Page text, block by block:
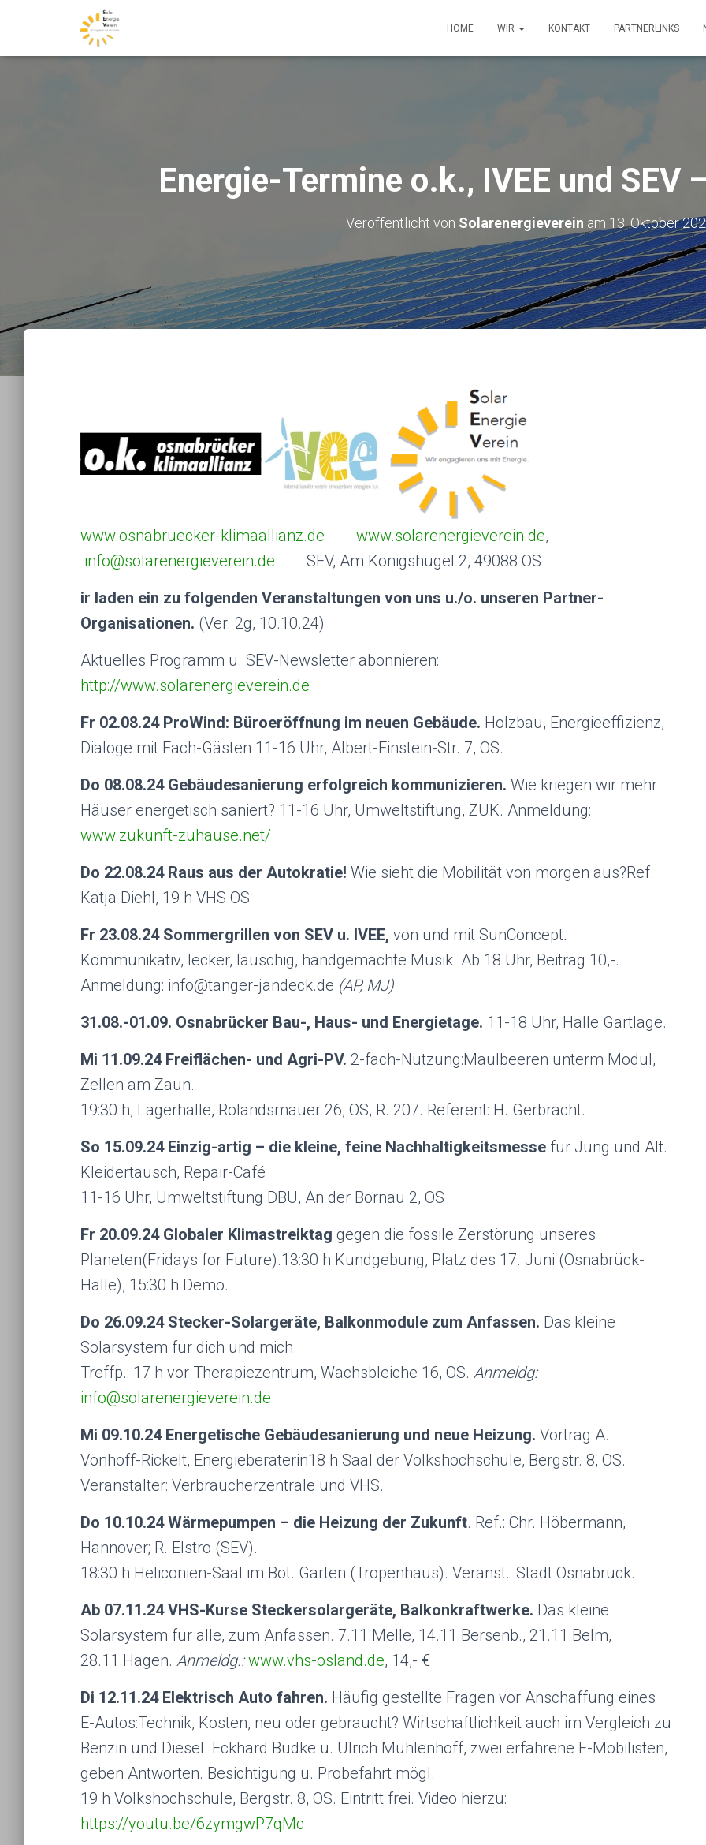
HOME WIR KONTAKT PARTNERLINKS
Energie-Termine o.k., IVEE und SEV
Veröffentlicht von Solarenergieverein am 13. Oktober
www.osnabruecker-klimaallianz.de www.solarenergieverein.de,
info@solarenergieverein.de SEV, Am Königshügel 2, 49088 OS
ir laden ein zu folgenden Veranstaltungen von uns u./o. unseren Partner-
Organisationen. (Ver. 2g, 10.10.24)
Aktuelles Programm u. SEV-Newsletter abonnieren:
http://www.solarenergieverein.de
Fr 02.08.24 ProWind: Büroeröffnung im neuen Gebäude. Holzbau, Energieeffizienz,
Dialoge mit Fach-Gästen 11-16 Uhr, Albert-Einstein-Str. 7, OS.
Do 08.08.24 Gebäudesanierung erfolgreich kommunizieren. Wie kriegen wir mehr
Häuser energetisch saniert? 11-16 Uhr, Umweltstiftung, ZUK. Anmeldung:
www.zukunft-zuhause.net/
Do 22.08.24 Raus aus der Autokratie! Wie sieht die Mobilität von morgen aus?Ref.
Katja Diehl, 19 h VHS OS
Fr 23.08.24 Sommergrillen von SEV u. IVEE, von und mit SunConcept.
Kommunikativ, lecker, lauschig, handgemachte Musik. Ab 18 Uhr, Beitrag 10,-.
Anmeldung: info@tanger-jandeck.de (AP, MJ)
31.08.-01.09. Osnabrücker Bau-, Haus- und Energietage. 11-18 Uhr, Halle Gartlage.
Mi 11.09.24 Freiflächen- und Agri-PV. 2-fach-Nutzung:Maulbeeren unterm Modul,
Zellen am Zaun.
19:30 h, Lagerhalle, Rolandsmauer 26, OS, R. 207. Referent: H. Gerbracht.
So 15.09.24 Einzig-artig – die kleine, feine Nachhaltigkeitsmesse für Jung und Alt.
Kleidertausch, Repair-Café
11-16 Uhr, Umweltstiftung DBU, An der Bornau 2, OS
Fr 20.09.24 Globaler Klimastreiktag gegen die fossile Zerstörung unseres
Planeten(Fridays for Future).13:30 h Kundgebung, Platz des 17. Juni (Osnabrück-
Halle), 15:30 h Demo.
Do 26.09.24 Stecker-Solargeräte, Balkonmodule zum Anfassen. Das kleine
Solarsys­tem für dich und mich.
Treffp.: 17 h vor Therapiezentrum, Wachsbleiche 16, OS. Anmeldg:
info@solarenergieverein.de
Mi 09.10.24 Energetische Gebäudesanierung und neue Heizung. Vortrag A.
Vonhoff-Rickelt, Energieberaterin18 h Saal der Volkshochschule, Bergstr. 8, OS.
Veranstalter: Verbraucherzentrale und VHS.
Do 10.10.24 Wärmepumpen – die Heizung der Zukunft. Ref.: Chr. Höbermann,
Hannover; R. Elstro (SEV).
18:30 h Heliconien-Saal im Bot. Garten (Tropenhaus). Veranst.: Stadt Osnabrück.
Ab 07.11.24 VHS-Kurse Steckersolargeräte, Balkonkraftwerke. Das kleine
Solarsystem für alle, zum Anfas­sen. 7.11.Melle, 14.11.Bersenb., 21.11.Belm,
28.11.Hagen. Anmeldg.: www.vhs-osland.de, 14,- €
Di 12.11.24 Elektrisch Auto fahren. Häufig gestellte Fragen vor Anschaffung eines
E-Autos:Technik, Kosten, neu oder gebraucht? Wirtschaftlichkeit auch im Vergleich zu
Benzin und Diesel. Eckhard Budke u. Ulrich Mühlenhoff, zwei erfahrene E-Mobilisten,
geben Antworten. Besichtigung u. Probefahrt mögl.
19 h Volkshochschule, Bergstr. 8, OS. Eintritt frei. Video hierzu:
https://youtu.be/6zymgwP7qMc